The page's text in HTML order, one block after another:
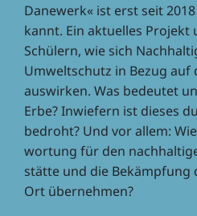
Dane­werk« ist erst seit
kannt. Ein aktu­el­les
Schü­lern, wie sich
Umwelt­schutz in Bezug auf
auswir­ken. Was bedeu­tet
Erbe? Inwie­fern ist dieses
bedroht? Und vor allem:
wor­tung für den
stätte und die Bekämp­fung
Ort übernehmen?